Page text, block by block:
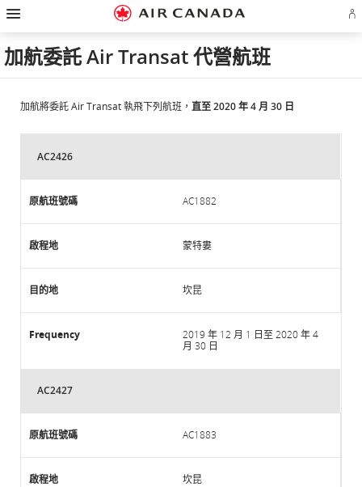
跳
頁
跳
導
覽
跳
容
跳
尋
欄
跳
脚
連
結
跳
頁
地
圖
跳
絡
我
們
導
覽
登
加航委託 Air Transat 代營航班
加航將委託 Air Transat 執飛下列航班， 直至 2020 年 4 月 30 日
AC2426
AC1882
蒙特婁
坎昆
2019 年 12 月 1 日至 2020 年 4
月 30 日
AC2427
AC1883
坎昆